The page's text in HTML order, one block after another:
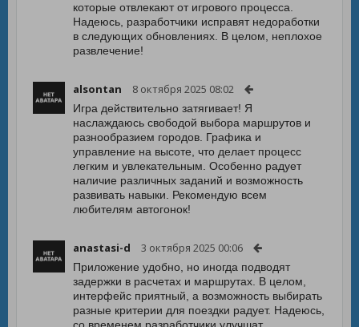
которые отвлекают от игрового процесса.
Надеюсь, разработчики исправят недоработки
в следующих обновлениях. В целом, неплохое
развлечение!
alsontan 8 октября 2025 08:02
Игра действительно затягивает! Я
наслаждаюсь свободой выбора маршрутов и
разнообразием городов. Графика и
управление на высоте, что делает процесс
легким и увлекательным. Особенно радует
наличие различных заданий и возможность
развивать навыки. Рекомендую всем
любителям автогонок!
anastasi-d 3 октября 2025 00:06
Приложение удобно, но иногда подводят
задержки в расчетах и маршрутах. В целом,
интерфейс приятный, а возможность выбирать
разные критерии для поездки радует. Надеюсь,